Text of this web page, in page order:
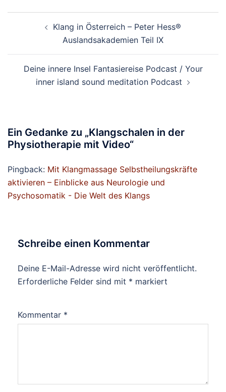
Beitragsnavigation
Klang in Österreich – Peter Hess®
Auslandsakademien Teil IX
Deine innere Insel Fantasiereise Podcast / Your
inner island sound meditation Podcast
Ein Gedanke zu „Klangschalen in der
Physiotherapie mit Video“
Pingback: Mit Klangmassage Selbstheilungskräfte
aktivieren – Einblicke aus Neurologie und
Psychosomatik - Die Welt des Klangs
Schreibe einen Kommentar
Deine E-Mail-Adresse wird nicht veröffentlicht.
Erforderliche Felder sind mit * markiert
Kommentar *